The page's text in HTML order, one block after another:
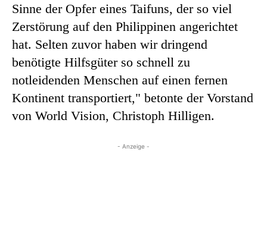
Sinne der Opfer eines Taifuns, der so viel
Zerstörung auf den Philippinen angerichtet
hat. Selten zuvor haben wir dringend
benötigte Hilfsgüter so schnell zu
notleidenden Menschen auf einen fernen
Kontinent transportiert," betonte der Vorstand
von World Vision, Christoph Hilligen.
- Anzeige -